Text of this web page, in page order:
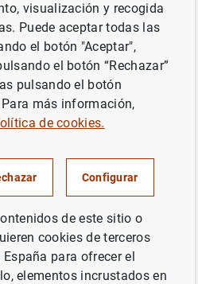
Siguiente
with the Deputy G...
visualización y recogida
Puede aceptar todas las
el botón "Aceptar",
el botón “Rechazar”
pulsando el botón
más información,
de cookies.
Configurar
de este sitio o
cookies de terceros
para ofrecer el
elementos incrustados en